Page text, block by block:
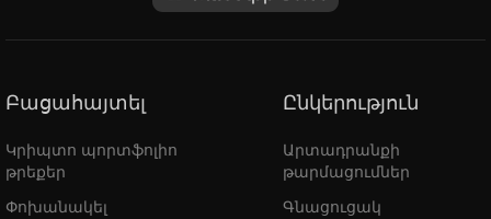
Բացահայտել
Կրիպտո պորտֆոլիո
թրեքեր
Փոխանակել
Ընկերություն
Արտադրանքի
թարմացումներ
Գնացուցակ